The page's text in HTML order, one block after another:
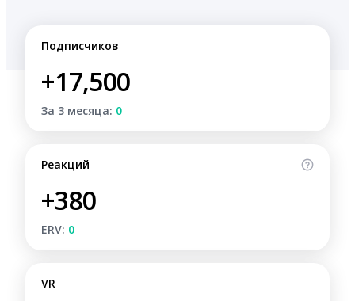
Подписчиков
+17,500
За 3 месяца: 0
Реакций
+380
ERV: 0
VR